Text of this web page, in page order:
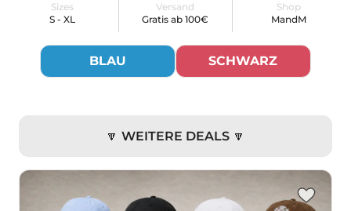
Sizes
S - XL
Versand
Gratis ab 100€
Shop
MandM
BLAU SCHWARZ
🔽 WEITERE DEALS 🔽